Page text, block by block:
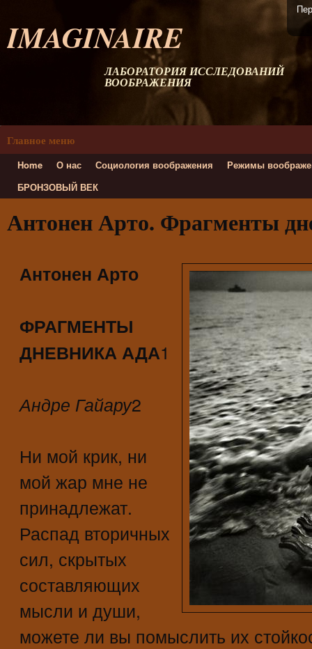
IMAGINAIRE
ЛАБОРАТОРИЯ ИССЛЕДОВАНИЙ
ВООБРАЖЕНИЯ
Главное меню
Home О нас Социология воображения
Режимы
БРОНЗОВЫЙ ВЕК
Антонен Арто. Фрагменты
Антонен Арто
ФРАГМЕНТЫ
ДНЕВНИКА АДА1
Андре Гайару2
Ни мой крик, ни
мой жар мне не
принадлежат.
Распад вторичных
сил, скрытых
составляющих
мысли и души,
можете ли вы помыслить их